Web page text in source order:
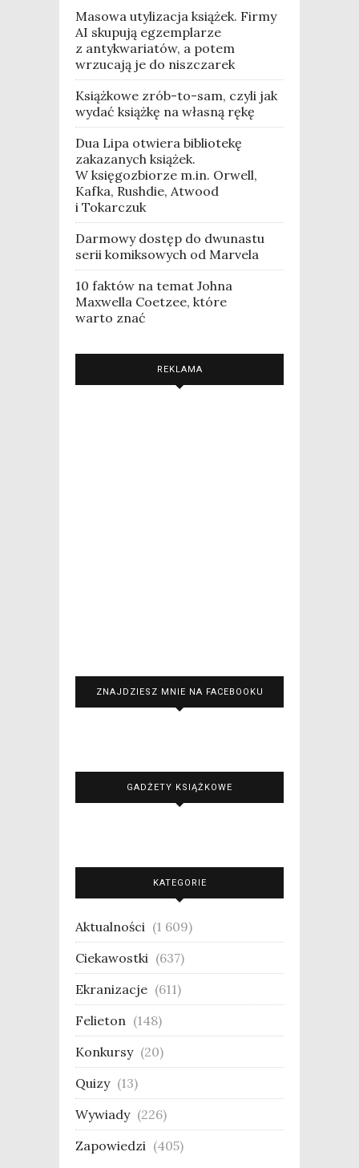
Masowa utylizacja książek. Firmy
AI skupują egzemplarze
z antykwariatów, a potem
wrzucają je do niszczarek
Książkowe zrób-to-sam, czyli jak
wydać książkę na własną rękę
Dua Lipa otwiera bibliotekę
zakazanych książek.
W księgozbiorze m.in. Orwell,
Kafka, Rushdie, Atwood
i Tokarczuk
Darmowy dostęp do dwunastu
serii komiksowych od Marvela
10 faktów na temat Johna
Maxwella Coetzee, które
warto znać
REKLAMA
ZNAJDZIESZ MNIE NA FACEBOOKU
GADŻETY KSIĄŻKOWE
KATEGORIE
Aktualności (1 609)
Ciekawostki (637)
Ekranizacje (611)
Felieton (148)
Konkursy (20)
Quizy (13)
Wywiady (226)
Zapowiedzi (405)